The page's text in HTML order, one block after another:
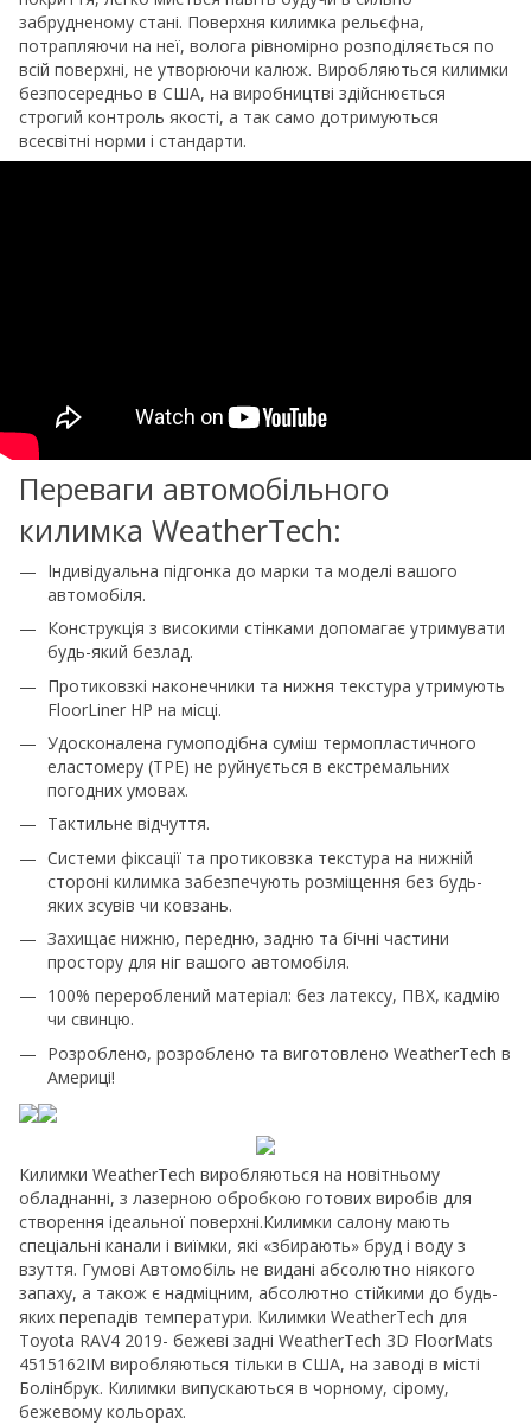
забрудненому стані. Поверхня килимка рельєфна,
потрапляючи на неї, волога рівномірно розподіляється по
всій поверхні, не утворюючи калюж. Виробляються килимки
безпосередньо в США, на виробництві здійснюється
строгий контроль якості, а так само дотримуються
всесвітні норми і стандарти.
Переваги автомобільного
килимка WeatherTech:
Індивідуальна підгонка до марки та моделі вашого
автомобіля.
Конструкція з високими стінками допомагає утримувати
будь-який безлад.
Протиковзкі наконечники та нижня текстура утримують
FloorLiner HP на місці.
Удосконалена гумоподібна суміш термопластичного
еластомеру (TPE) не руйнується в екстремальних
погодних умовах.
Тактильне відчуття.
Системи фіксації та протиковзка текстура на нижній
стороні килимка забезпечують розміщення без будь-
яких зсувів чи ковзань.
Захищає нижню, передню, задню та бічні частини
простору для ніг вашого автомобіля.
100% перероблений матеріал: без латексу, ПВХ, кадмію
чи свинцю.
Розроблено, розроблено та виготовлено WeatherTech в
Америці!
Килимки WeatherTech виробляються на новітньому
обладнанні, з лазерною обробкою готових виробів для
створення ідеальної поверхні.Килимки салону мають
спеціальні канали і виїмки, які «збирають» бруд і воду з
взуття. Гумові Автомобіль не видані абсолютно ніякого
запаху, а також є надміцним, абсолютно стійкими до будь-
яких перепадів температури. Килимки WeatherTech для
Toyota RAV4 2019- бежеві задні WeatherTech 3D FloorMats
4515162IM виробляються тільки в США, на заводі в місті
Болінбрук. Килимки випускаються в чорному, сірому,
бежевому кольорах.